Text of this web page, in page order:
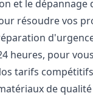
et le dépannage
résoudre vos
heures, pour
tarifs
de